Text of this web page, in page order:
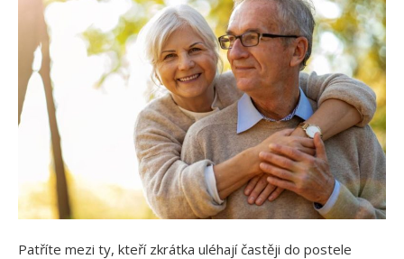
Patříte mezi ty, kteří zkrátka uléhají častěji do postele